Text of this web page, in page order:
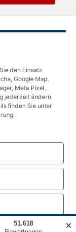
den Einsatz
Google Map,
Meta Pixel,
jederzeit ändern
finden Sie unter
.
✕